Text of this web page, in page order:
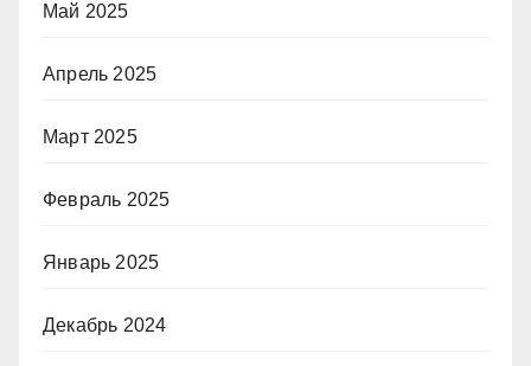
Май 2025
Апрель 2025
Март 2025
Февраль 2025
Январь 2025
Декабрь 2024